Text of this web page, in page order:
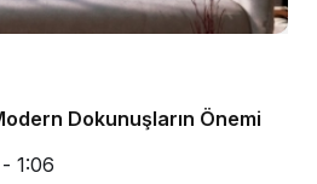
Dokunuşların Önemi
1:06